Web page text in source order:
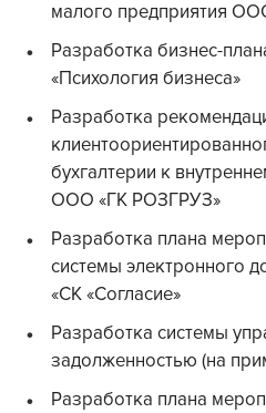
малого предприятия
Разработка бизнес-
«Психология бизнеса»
Разработка
бухгалтерии к
ООО «ГК РОЗГРУЗ»
Разработка плана
системы электронного
«СК «Согласие»
Разработка системы
задолженностью (на
Разработка плана